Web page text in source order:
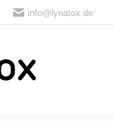
info@lynatox.de